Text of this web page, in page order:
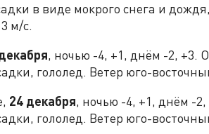
в виде мокрого снега и
м/с.
, ночью -4, +1, днём -2, +3.
гололед. Ветер юго-
24 декабря, ночью -4, +1, днём -
гололед. Ветер юго-